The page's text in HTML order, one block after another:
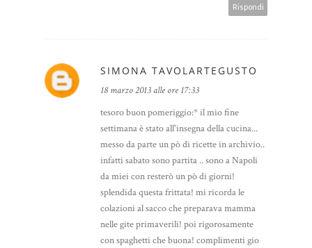
Rispondi
SIMONA TAVOLARTEGUSTO
18 marzo 2013 alle ore 17:33
tesoro buon pomeriggio:* il mio fine
settimana è stato all'insegna della cucina...
messo da parte un pò di ricette in archivio..
infatti sabato sono partita .. sono a Napoli
da miei con resterò un pò di giorni!
splendida questa frittata! mi ricorda le
colazioni al sacco che preparava mamma
nelle gite primaverili! poi rigorosamente
con spaghetti che buona! complimenti gio